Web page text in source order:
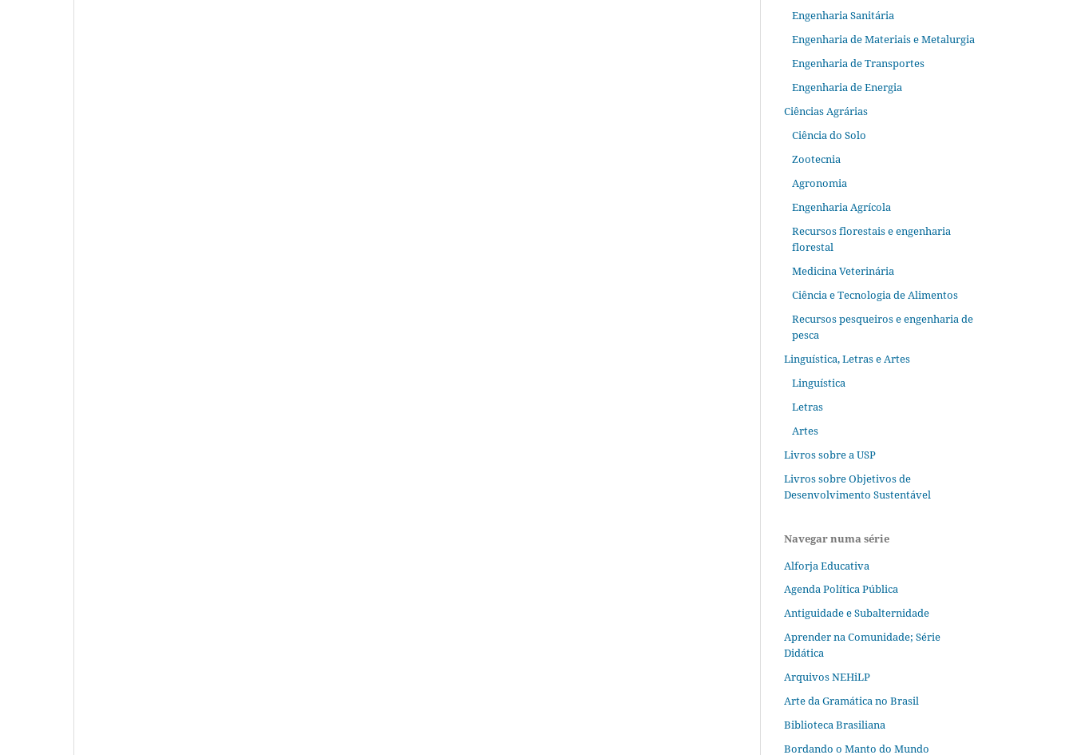
Engenharia Sanitária
Engenharia de Materiais e Metalurgia
Engenharia de Transportes
Engenharia de Energia
Ciências Agrárias
Ciência do Solo
Zootecnia
Agronomia
Engenharia Agrícola
Recursos florestais e engenharia
florestal
Medicina Veterinária
Ciência e Tecnologia de Alimentos
Recursos pesqueiros e engenharia de
pesca
Linguística, Letras e Artes
Linguística
Letras
Artes
Livros sobre a USP
Livros sobre Objetivos de
Desenvolvimento Sustentável
Navegar numa série
Alforja Educativa
Agenda Política Pública
Antiguidade e Subalternidade
Aprender na Comunidade; Série
Didática
Arquivos NEHiLP
Arte da Gramática no Brasil
Biblioteca Brasiliana
Bordando o Manto do Mundo